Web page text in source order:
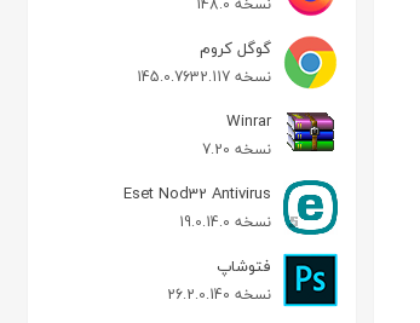
گوگل کروم
نسخه 145.0.7632.117
Winrar
نسخه 7.20
Eset Nod32 Antivirus
نسخه 19.0.14.0
فتوشاپ
نسخه 26.2.0.140